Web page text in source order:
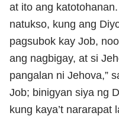
at ito ang
natukso, kung ang
pagsubok kay Job,
ang nagbigay, at si
pangalan ni Jehova,”
Job; binigyan siya ng
kung kaya’t nararapat